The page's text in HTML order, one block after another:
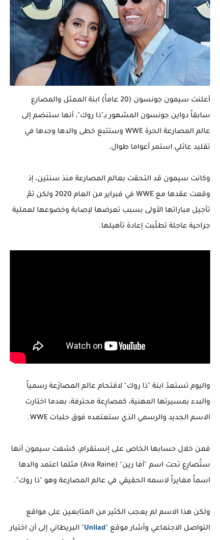
أعلنت سيمون جونسون (20 عاماً) ابنة الممثل والمصارع
سابقاً ​دواين جونسون​ المشهور بـ"ذا روك"، أنها ستنضم إلى
عالم المصارعة الحرة WWE وستتبع خطى والدها وجدها في
تقليد عائلي استمر أعواما طوال.
وكانت سيمون قد التحقت بعالم المصارعة منذ سنتين، إذ
وقعت عقدها مع WWE في فبراير من العام 2020 ولكن تمّ
تأجيل مباراتها الأولى بسبب تعرضها لإصابة وخضوعها لعملية
جراحية عاجلة تطلّبت إعادة تأهيلها.
واليوم تستعدّ ابنة "ذا روك" لاقتحام عالم المصارَعة رسمياً
والبدء بمسيرتها المهنية، كمصارِعة محترفة، بعدما اختارت
الاسم الجديد والرسمي الذي ستعتمده فوق حلبات WWE.
فمن خلال حسابها الخاص على إنستقرام، كشفت سيمون أنها
ستُصارِع تحت اسم "آفا رين" (Ava Raine) مثلما اعتمد والدها
اسماً مغايراً لاسمه الحقيقي في عالم المصارعة وهو "ذا روك".
ولكن هذا الاسم لم يعجب الكثير من المتابعين على مواقع
التواصل الاجتماعي وأشار موقع "Unilad" البريطاني إلى أن اختيار